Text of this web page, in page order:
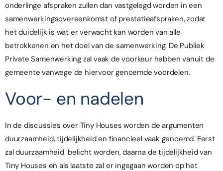
onderlinge afspraken zullen dan vastgelegd worden in een
samenwerkingsovereenkomst of prestatieafspraken, zodat
het duidelijk is wat er verwacht kan worden van alle
betrokkenen en het doel van de samenwerking. De Publiek
Private Samenwerking zal vaak de voorkeur hebben vanuit de
gemeente vanwege de hiervoor genoemde voordelen.
Voor- en nadelen
In de discussies over Tiny Houses worden de argumenten
duurzaamheid, tijdelijkheid en financieel vaak genoemd. Eerst
zal duurzaamheid belicht worden, daarna de tijdelijkheid van
Tiny Houses en als laatste zal er ingegaan worden op het